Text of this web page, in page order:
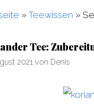
»Teewissen »
Tee:
2021 von Denis